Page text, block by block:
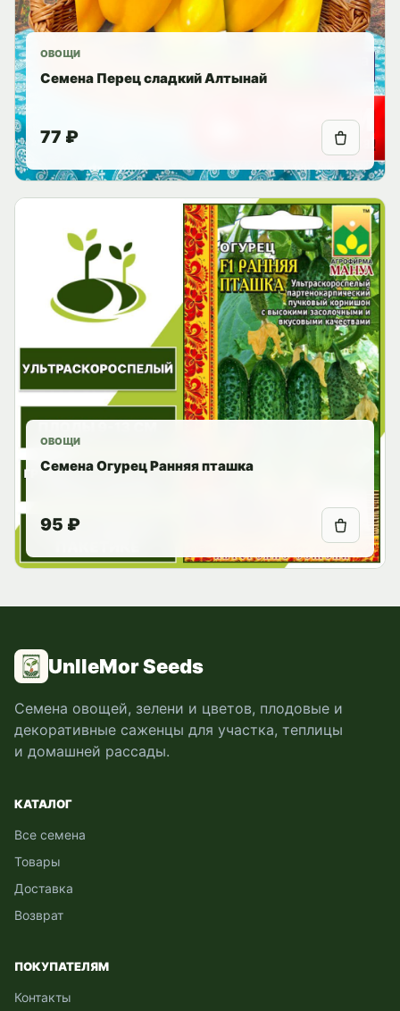
ОВОЩИ
Семена Перец сладкий Алтынай
77 ₽
ОВОЩИ
Семена Огурец Ранняя пташка
95 ₽
UnlleMor Seeds
Семена овощей, зелени и цветов, плодовые и
декоративные саженцы для участка, теплицы
и домашней рассады.
КАТАЛОГ
Все семена
Товары
Доставка
Возврат
ПОКУПАТЕЛЯМ
Контакты